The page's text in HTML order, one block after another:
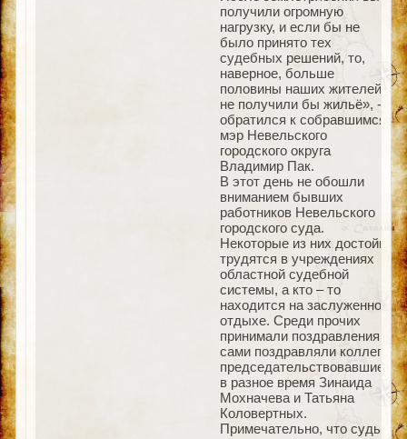
получили огромную
нагрузку, и если бы не
было принято тех
судебных решений, то,
наверное, больше
половины наших жителей
не получили бы жильё», -
обратился к собравшимся
мэр Невельского
городского округа
Владимир Пак.
В этот день не обошли
вниманием бывших
работников Невельского
городского суда.
Некоторые из них достойно
трудятся в учреждениях
областной судебной
системы, а кто – то
находится на заслуженном
отдыхе. Среди прочих
принимали поздравления и
сами поздравляли коллег
председательствовавшие
в разное время Зинаида
Мохначева и Татьяна
Коловертных.
Примечательно, что судьи,